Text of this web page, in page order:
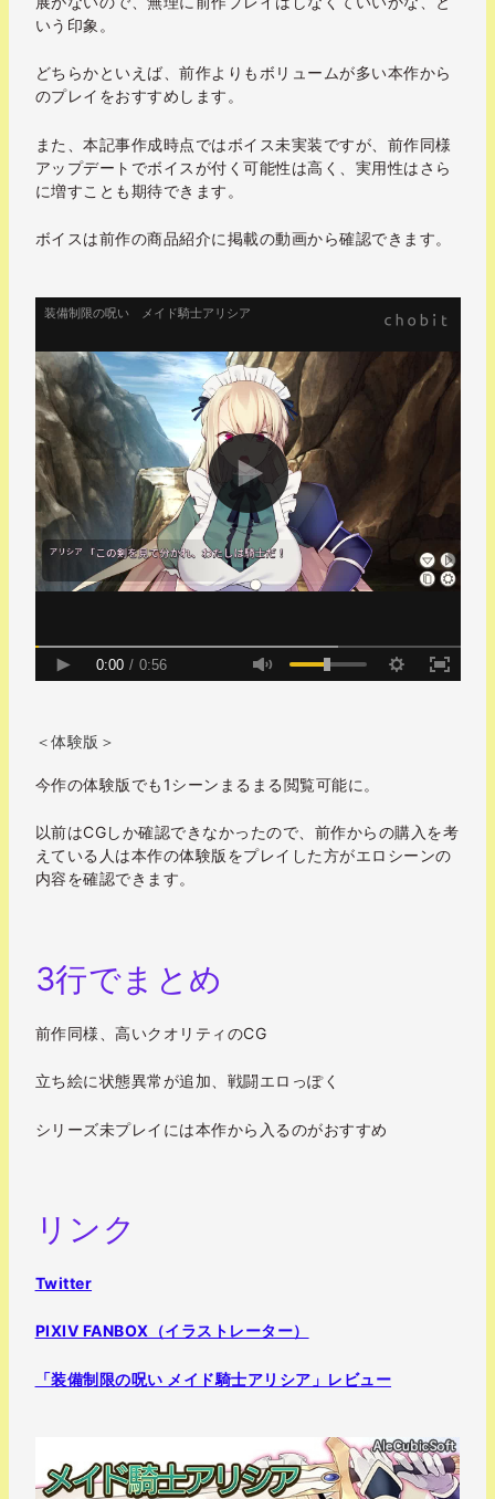
いう印象。
どちらかといえば、前作よりもボリュームが多い本作から
のプレイをおすすめします。
また、本記事作成時点ではボイス未実装ですが、前作同様
アップデートでボイスが付く可能性は高く、実用性はさら
に増すことも期待できます。
ボイスは前作の商品紹介に掲載の動画から確認できます。
＜体験版＞
今作の体験版でも1シーンまるまる閲覧可能に。
以前はCGしか確認できなかったので、前作からの購入を考
えている人は本作の体験版をプレイした方がエロシーンの
内容を確認できます。
3行でまとめ
前作同様、高いクオリティのCG
立ち絵に状態異常が追加、戦闘エロっぽく
シリーズ未プレイには本作から入るのがおすすめ
リンク
Twitter
PIXIV FANBOX（イラストレーター）
「装備制限の呪い メイド騎士アリシア」レビュー